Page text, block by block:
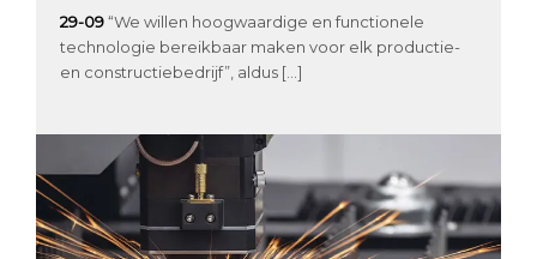
29-09 “We willen hoogwaardige en functionele
technologie bereikbaar maken voor elk productie-
en constructiebedrijf”, aldus […]